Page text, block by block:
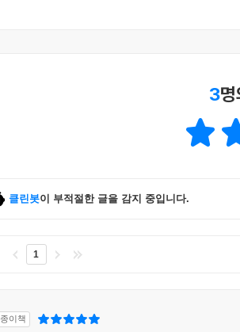
3
클린봇이 부적절한 글을 감지 중입니다.
1
종이책